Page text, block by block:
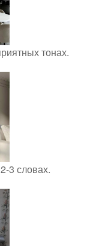
тонах.
3 словах.